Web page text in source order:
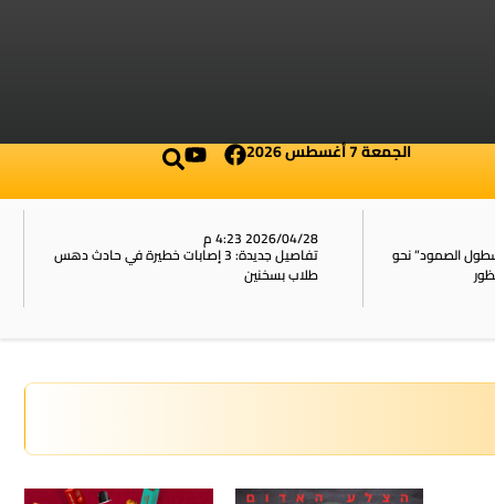
الجمعة 7 أغسطس 2026
الصمود” نحو
2026/04/28 4:23 م
تفاصيل جديدة: 3 إصابات خطيرة في حادث دهس
طلاب بسخنين